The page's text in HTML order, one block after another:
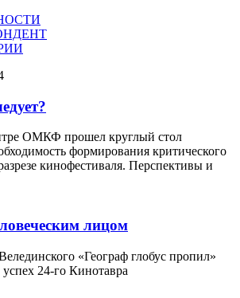
ОМКФ прошел круглый стол
формирования критического
кинофестиваля. Перспективы и
лицом
«Географ глобус пропил»
24-го Кинотавра